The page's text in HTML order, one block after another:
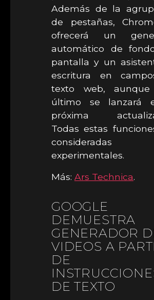
Además de la
de pestañas,
ofrecerá un
automático de
pantalla y un
escritura en
texto web, aunque
último se lanzará
próxima
Todas estas
consideradas
experimentales.
Más: Ars Technica.
GOOGLE
DEMUESTRA
GENERADOR
VIDEOS A
DE
DE TEXTO